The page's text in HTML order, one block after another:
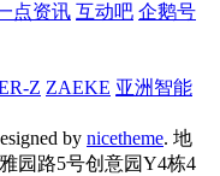
点资讯 互动吧 企鹅号
Z ZAEKE 亚洲智能
by nicetheme. 地
园路5号创意园Y4栋4